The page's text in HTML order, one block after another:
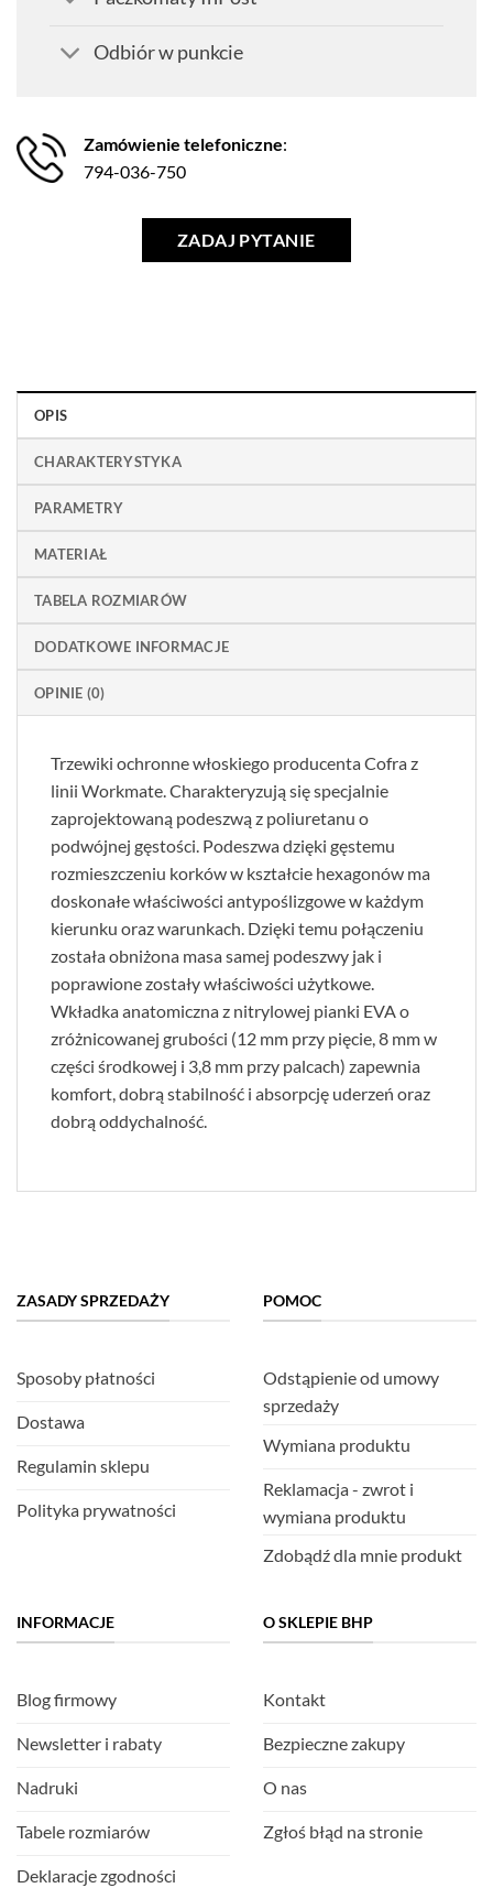
Odbiór w punkcie
Zamówienie telefoniczne:
794-036-750
ZADAJ PYTANIE
OPIS
CHARAKTERYSTYKA
PARAMETRY
MATERIAŁ
TABELA ROZMIARÓW
DODATKOWE INFORMACJE
OPINIE (0)
Trzewiki ochronne włoskiego producenta Cofra z
linii Workmate. Charakteryzują się specjalnie
zaprojektowaną podeszwą z poliuretanu o
podwójnej gęstości. Podeszwa dzięki gęstemu
rozmieszczeniu korków w kształcie hexagonów ma
doskonałe właściwości antypoślizgowe w każdym
kierunku oraz warunkach. Dzięki temu połączeniu
została obniżona masa samej podeszwy jak i
poprawione zostały właściwości użytkowe.
Wkładka anatomiczna z nitrylowej pianki EVA o
zróżnicowanej grubości (12 mm przy pięcie, 8 mm w
części środkowej i 3,8 mm przy palcach) zapewnia
komfort, dobrą stabilność i absorpcję uderzeń oraz
dobrą oddychalność.
ZASADY SPRZEDAŻY
Sposoby płatności
Dostawa
Regulamin sklepu
Polityka prywatności
POMOC
Odstąpienie od umowy
sprzedaży
Wymiana produktu
Reklamacja - zwrot i
wymiana produktu
Zdobądź dla mnie produkt
INFORMACJE
Blog firmowy
Newsletter i rabaty
Nadruki
Tabele rozmiarów
Deklaracje zgodności
O SKLEPIE BHP
Kontakt
Bezpieczne zakupy
O nas
Zgłoś błąd na stronie